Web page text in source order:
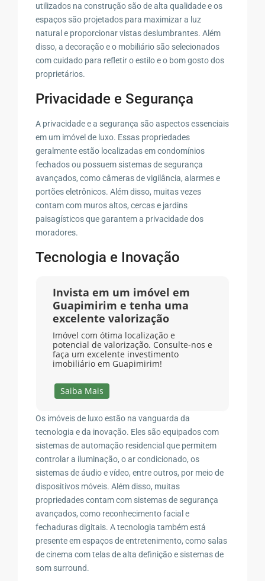
utilizados na construção são de alta qualidade e os
espaços são projetados para maximizar a luz
natural e proporcionar vistas deslumbrantes. Além
disso, a decoração e o mobiliário são selecionados
com cuidado para refletir o estilo e o bom gosto dos
proprietários.
Privacidade e Segurança
A privacidade e a segurança são aspectos essenciais
em um imóvel de luxo. Essas propriedades
geralmente estão localizadas em condomínios
fechados ou possuem sistemas de segurança
avançados, como câmeras de vigilância, alarmes e
portões eletrônicos. Além disso, muitas vezes
contam com muros altos, cercas e jardins
paisagísticos que garantem a privacidade dos
moradores.
Tecnologia e Inovação
Invista em um imóvel em
Guapimirim e tenha uma
excelente valorização
Imóvel com ótima localização e
potencial de valorização. Consulte-nos e
faça um excelente investimento
imobiliário em Guapimirim!
Saiba Mais
Os imóveis de luxo estão na vanguarda da
tecnologia e da inovação. Eles são equipados com
sistemas de automação residencial que permitem
controlar a iluminação, o ar condicionado, os
sistemas de áudio e vídeo, entre outros, por meio de
dispositivos móveis. Além disso, muitas
propriedades contam com sistemas de segurança
avançados, como reconhecimento facial e
fechaduras digitais. A tecnologia também está
presente em espaços de entretenimento, como salas
de cinema com telas de alta definição e sistemas de
som surround.